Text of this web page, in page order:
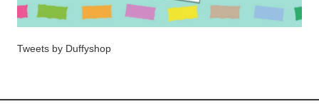
Tweets by Duffyshop